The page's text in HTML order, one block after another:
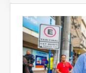
sobre o impacto na
© 2024 Coisas da
dos conteúdo é